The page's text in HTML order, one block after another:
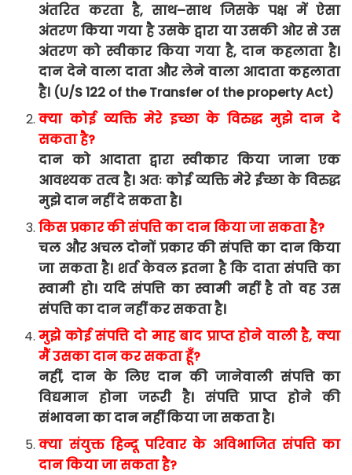
अंतरित करता है, साथ–साथ जिसके पक्ष में ऐसा
अंतरण किया गया है उसके द्वारा या उसकी ओर से उस
अंतरण को स्वीकार किया गया है,दान कहलाता है।
दान देने वाला दाता और लेने वाला आदाता कहलाता
है। (U/S 122 of the Transfer of the property Act)
क्या कोई व्यक्ति मेरे इच्छा के विरुद्ध मुझे दान दे
सकताहै?
दान को आदाता द्वारा स्वीकार किया जाना एक
आवश्यक तत्व है। अतः कोई व्यक्ति मेरे ईच्छा के विरुद्ध
मुझेदाननहींदेसकताहै।
किसप्रकारकीसंपत्तिकादानकियाजासकताहै?
चल और अचल दोनों प्रकार की संपत्ति का दान किया
जा सकता है। शर्त केवल इतना है कि दाता संपत्ति का
स्वामी हो। यदि संपत्ति का स्वामी नहीं है तो वह उस
संपत्तिकादाननहींकरसकताहै।
मुझे कोई संपत्ति दो माह बाद प्राप्त होने वाली है,क्या
मैंउसकादानकरसकताहूँ?
नहीं,दान के लिए दान की जानेवाली संपत्ति का
विद्यमान
होना जरूरी है। संपत्ति प्राप्त होने
की
संभावनाकादाननहींकियाजासकताहै।
क्या संयुक्त हिन्दू परिवार के अविभाजित संपत्ति का
दानकियाजासकताहै?